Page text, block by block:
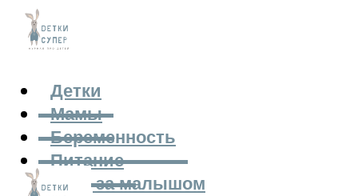
Детки
Мамы
Беременность
Питание
Уход за малышом